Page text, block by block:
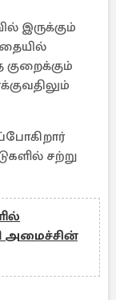
இருக்கும்
சற்று
அமைச்சின்